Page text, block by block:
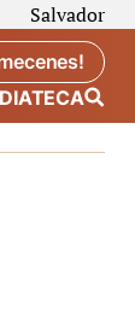
Salvador